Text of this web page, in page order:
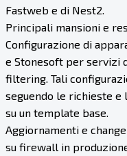
Fastweb e di Nest2.
Principali mansioni e
Configurazione di
e Stonesoft per servizi
filtering. Tali
seguendo le richieste e
su un template base.
Aggiornamenti e
su firewall in